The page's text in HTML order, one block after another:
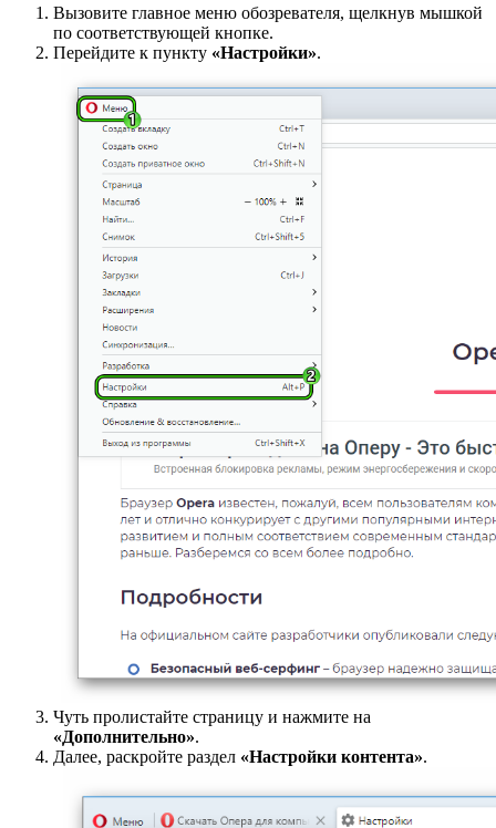
Вызовите главное меню обозревателя, щелкнув мышкой
по соответствующей кнопке.
Перейдите к пункту «Настройки».
Чуть пролистайте страницу и нажмите на
«Дополнительно».
Далее, раскройте раздел «Настройки контента».